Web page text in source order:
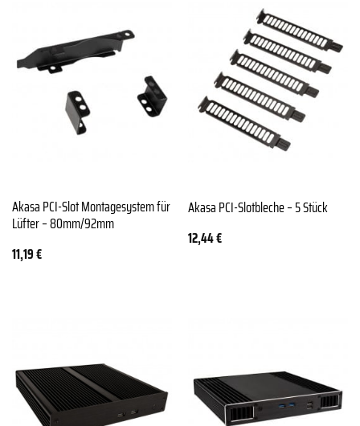
Akasa PCI-Slot Montagesystem für
Lüfter – 80mm/92mm
11,19€
Akasa PCI-Slotbleche – 5 Stück
12,44€